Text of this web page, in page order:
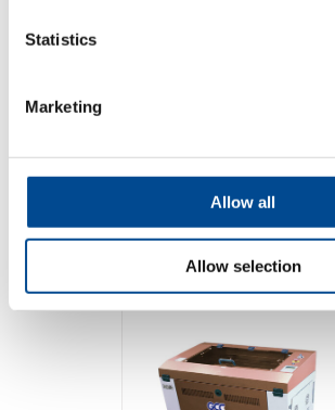
Statistics
Marketing
Allow all
Allow selection
GCC StellarMark 3D
Detaljer